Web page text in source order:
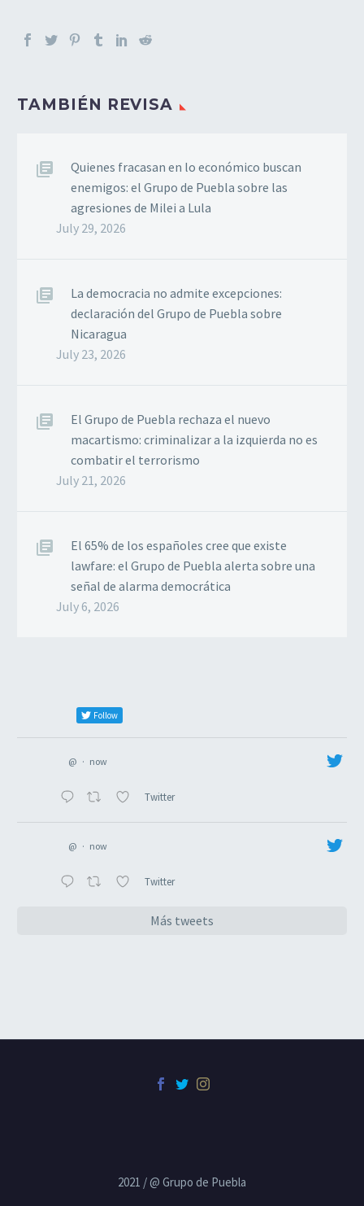
TAMBIÉN REVISA
Quienes fracasan en lo económico buscan
enemigos: el Grupo de Puebla sobre las
agresiones de Milei a Lula
July 29, 2026
La democracia no admite excepciones:
declaración del Grupo de Puebla sobre
Nicaragua
July 23, 2026
El Grupo de Puebla rechaza el nuevo
macartismo: criminalizar a la izquierda no es
combatir el terrorismo
July 21, 2026
El 65% de los españoles cree que existe
lawfare: el Grupo de Puebla alerta sobre una
señal de alarma democrática
July 6, 2026
Follow
@ · now
Twitter
@ · now
Twitter
Más tweets
2021 / @ Grupo de Puebla